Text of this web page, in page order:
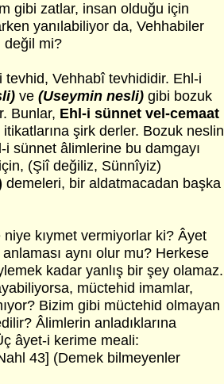
gibi zatlar, insan olduğu için
yanılabiliyor da, Vehhabiler
değil mi?
tevhid, Vehhabî tevhididir. Ehl-i
ve (Useymin nesli) gibi bozuk
Bunlar, Ehl-i sünnet vel-cemaat
şirk derler. Bozuk neslin
i sünnet âlimlerine bu damgayı
(Şiî değiliz, Sünnîyiz)
demeleri, bir aldatmacadan başka
kıymet vermiyorlar ki? Âyet
aynı olur mu? Herkese
kadar yanlış bir şey olamaz.
müctehid imamlar,
Bizim gibi müctehid olmayan
Âlimlerin anladıklarına
âyet-i kerime meali:
43] (Demek bilmeyenler